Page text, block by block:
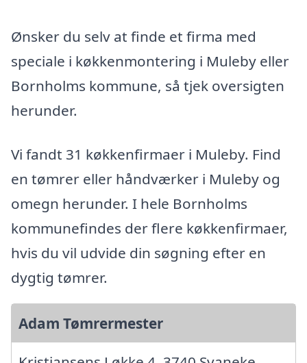
Ønsker du selv at finde et firma med
speciale i køkkenmontering i Muleby eller
Bornholms kommune, så tjek oversigten
herunder.
Vi fandt 31 køkkenfirmaer i Muleby. Find
en tømrer eller håndværker i Muleby og
omegn herunder. I hele Bornholms
kommunefindes der flere køkkenfirmaer,
hvis du vil udvide din søgning efter en
dygtig tømrer.
Adam Tømrermester